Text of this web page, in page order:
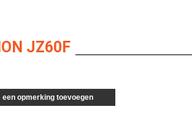
JZ60F
een opmerking toevoegen